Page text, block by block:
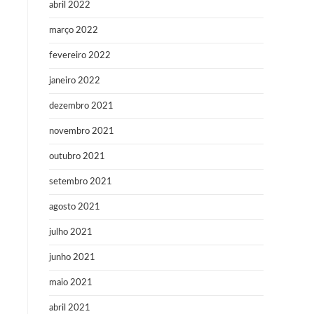
abril 2022
março 2022
fevereiro 2022
janeiro 2022
dezembro 2021
novembro 2021
outubro 2021
setembro 2021
agosto 2021
julho 2021
junho 2021
maio 2021
abril 2021